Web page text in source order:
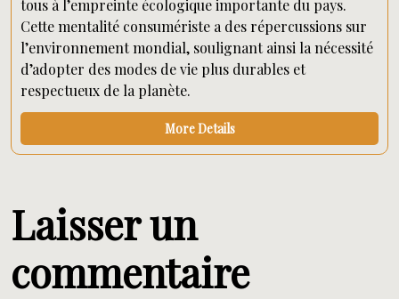
tous à l’empreinte écologique importante du pays.
Cette mentalité consumériste a des répercussions sur
l’environnement mondial, soulignant ainsi la nécessité
d’adopter des modes de vie plus durables et
respectueux de la planète.
More Details
Laisser un
commentaire